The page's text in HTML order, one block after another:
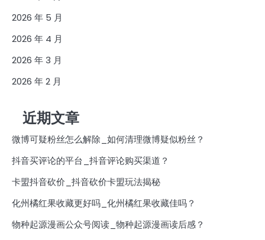
2026 年 5 月
2026 年 4 月
2026 年 3 月
2026 年 2 月
近期文章
微博可疑粉丝怎么解除_如何清理微博疑似粉丝？
抖音买评论的平台_抖音评论购买渠道？
卡盟抖音砍价_抖音砍价卡盟玩法揭秘
化州橘红果收藏更好吗_化州橘红果收藏佳吗？
物种起源漫画公众号阅读_物种起源漫画读后感？